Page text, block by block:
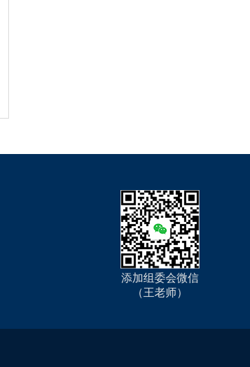
添加组委会微信
（王老师）